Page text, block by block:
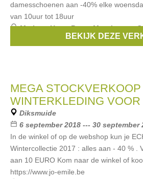
damesschoenen aan -40% elke
van 10uur tot 18uur
Merken:Hugo Boss,Moodstreet,
BEKIJK DEZE
MEGA STOCKVERKOOP
WINTERKLEDING VOOR
Diksmuide
6 september 2018 --- 30 september
In de winkel of op de webshop kun je
Wintercollectie 2017 : alles aan - 40 % .
aan 10 EURO Kom naar de winkel of
https://www.jo-emile.be